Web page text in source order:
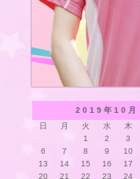
2019年10月
日
月 火 水 木
1
2 3
6
7 8 9 10
13
14 15 16 17
20
21 22 23 24